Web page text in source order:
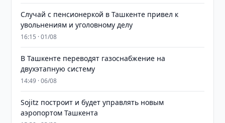
Случай с пенсионеркой в Ташкенте привел к
увольнениям и уголовному делу
16:15 · 01/08
В Ташкенте переводят газоснабжение на
двухэтапную систему
14:49 · 06/08
Sojitz построит и будет управлять новым
аэропортом Ташкента